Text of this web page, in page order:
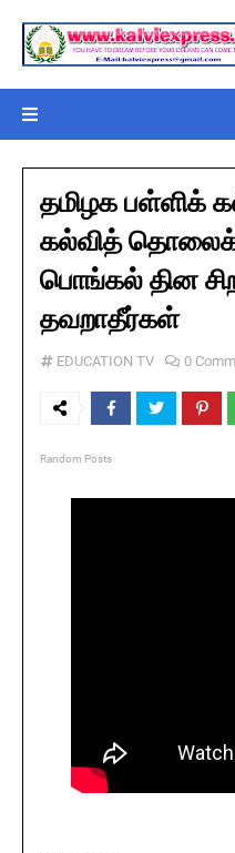
தமிழக பள்ளிக்
கல்வித்
பொங்கல் தின
தவறாதீர்கள்
EDUCATION TV 0
Random Posts